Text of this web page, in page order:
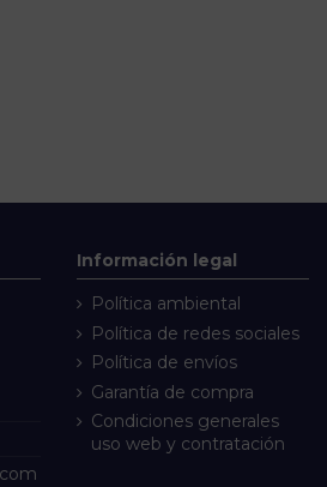
Información legal
Política ambiental
Política de redes sociales
Política de envíos
Garantía de compra
Condiciones generales
uso web y contratación